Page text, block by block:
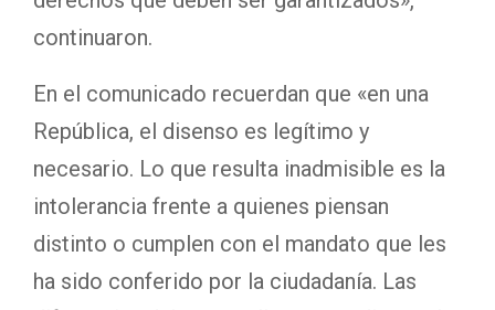
continuaron.
En el comunicado recuerdan que «en una
República, el disenso es legítimo y
necesario. Lo que resulta inadmisible es la
intolerancia frente a quienes piensan
distinto o cumplen con el mandato que les
ha sido conferido por la ciudadanía. Las